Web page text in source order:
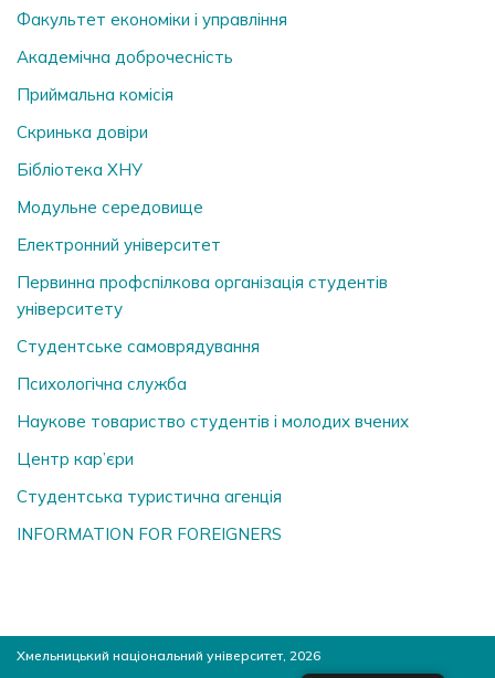
Факультет економіки і управління
Академічна доброчесність
Приймальна комісія
Скринька довiри
Бібліотека ХНУ
Модульне середовище
Електронний університет
Первинна профспілкова організація студентів
університету
Студентське самоврядування
Психологічна служба
Наукове товариство студентів і молодих вчених
Центр кар’єри
Студентська туристична агенція
INFORMATION FOR FOREIGNERS
Хмельницький національний університет, 2026